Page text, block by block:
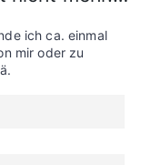
ich ca. einmal
mir oder zu